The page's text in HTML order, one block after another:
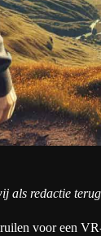
als redactie
voor een